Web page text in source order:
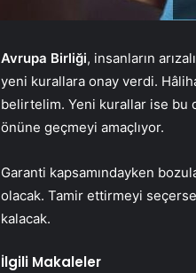
Avrupa Birliği, insanların
yeni kurallara onay verdi.
belirtelim. Yeni kurallar ise bu
önüne geçmeyi amaçlıyor.
Garanti kapsamındayken
olacak. Tamir ettirmeyi
kalacak.
İlgili Makaleler